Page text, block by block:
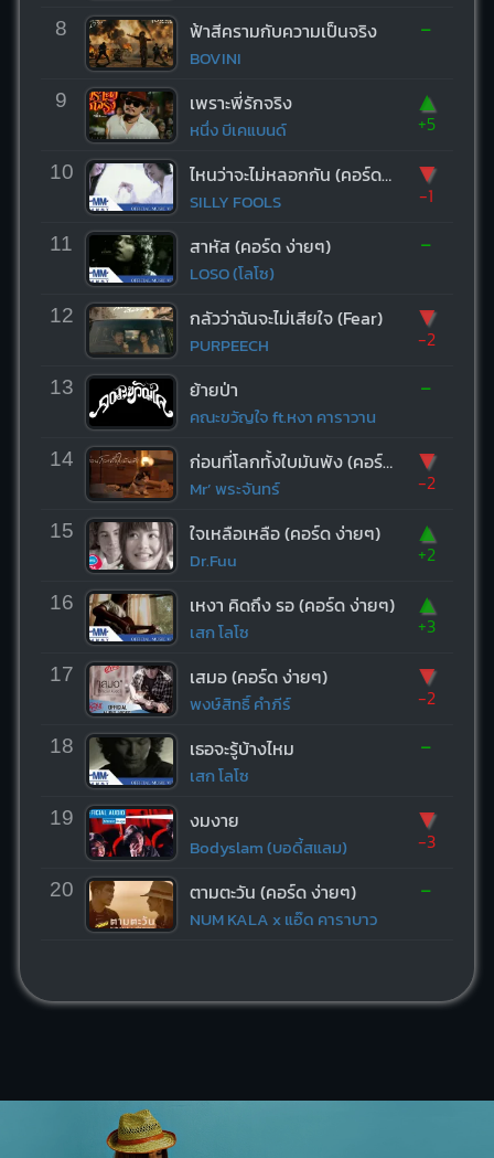
8 ฟ้าสีครามกับความเป็นจริง
BOVINI
-
9 เพราะพี่รักจริง
หนึ่ง บีเคแบนด์
▲
+5
10 ไหนว่าจะไม่หลอกกัน (คอร์ด ง่ายๆ)
SILLY FOOLS
▼
-1
11 สาหัส (คอร์ด ง่ายๆ)
LOSO (โลโซ)
-
12 กลัวว่าฉันจะไม่เสียใจ (Fear)
PURPEECH
▼
-2
13 ย้ายป่า
คณะขวัญใจ ft.หงา คาราวาน
-
14 ก่อนที่โลกทั้งใบมันพัง (คอร์ด ง่ายๆ)
Mr’ พระจันทร์
▼
-2
15 ใจเหลือเหลือ (คอร์ด ง่ายๆ)
Dr.Fuu
▲
+2
16 เหงา คิดถึง รอ (คอร์ด ง่ายๆ)
เสก โลโซ
▲
+3
17 เสมอ (คอร์ด ง่ายๆ)
พงษ์สิทธิ์ คำภีร์
▼
-2
18 เธอจะรู้บ้างไหม
เสก โลโซ
-
19 งมงาย
Bodyslam (บอดี้สแลม)
▼
-3
20 ตามตะวัน (คอร์ด ง่ายๆ)
NUM KALA x แอ๊ด คาราบาว
-